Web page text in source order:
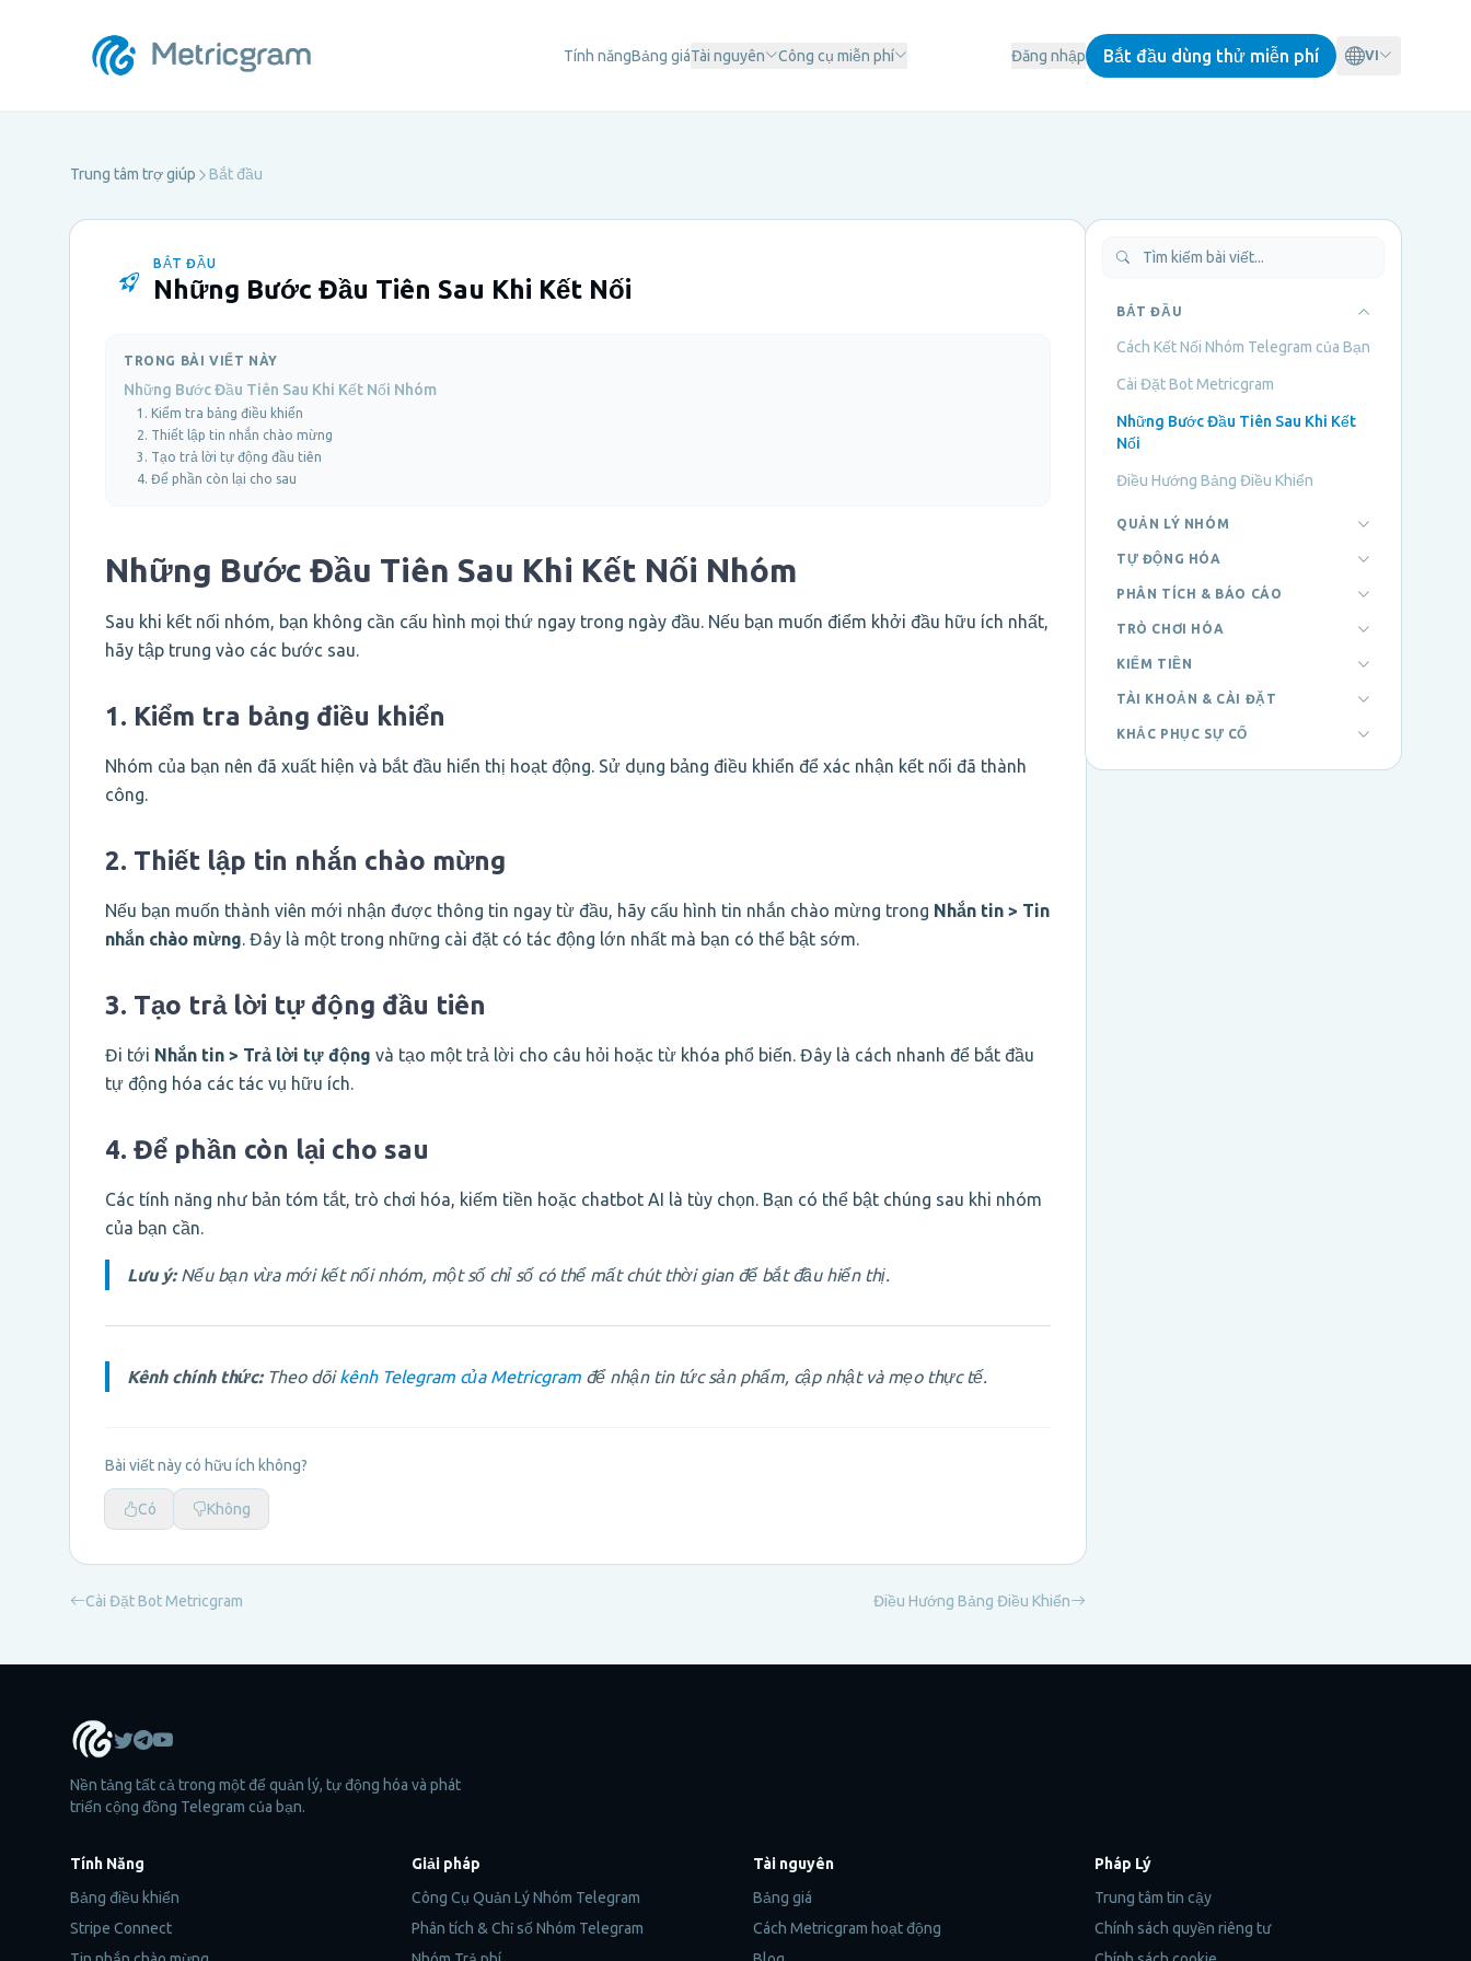
Tính năngBảng giáTài nguyên Công cụ miễn phí Đăng nhập Bắt đầu dùng thử miễn phí VI
Trung tâm trợ giúp Bắt đầu
BẮT ĐẦU
Những Bước Đầu Tiên Sau Khi Kết Nối
TRONG BÀI VIẾT NÀY
Những Bước Đầu Tiên Sau Khi Kết Nối Nhóm
1. Kiểm tra bảng điều khiển
2. Thiết lập tin nhắn chào mừng
3. Tạo trả lời tự động đầu tiên
4. Để phần còn lại cho sau
Những Bước Đầu Tiên Sau Khi Kết Nối Nhóm
Sau khi kết nối nhóm, bạn không cần cấu hình mọi thứ ngay trong ngày đầu. Nếu bạn muốn điểm khởi đầu hữu ích nhất,
hãy tập trung vào các bước sau.
1. Kiểm tra bảng điều khiển
Nhóm của bạn nên đã xuất hiện và bắt đầu hiển thị hoạt động. Sử dụng bảng điều khiển để xác nhận kết nối đã thành
công.
2. Thiết lập tin nhắn chào mừng
Nếu bạn muốn thành viên mới nhận được thông tin ngay từ đầu, hãy cấu hình tin nhắn chào mừng trong Nhắn tin > Tin
nhắn chào mừng. Đây là một trong những cài đặt có tác động lớn nhất mà bạn có thể bật sớm.
3. Tạo trả lời tự động đầu tiên
Đi tới Nhắn tin > Trả lời tự động và tạo một trả lời cho câu hỏi hoặc từ khóa phổ biến. Đây là cách nhanh để bắt đầu
tự động hóa các tác vụ hữu ích.
4. Để phần còn lại cho sau
Các tính năng như bản tóm tắt, trò chơi hóa, kiếm tiền hoặc chatbot AI là tùy chọn. Bạn có thể bật chúng sau khi nhóm
của bạn cần.
Lưu ý:Nếu bạn vừa mới kết nối nhóm, một số chỉ số có thể mất chút thời gian để bắt đầu hiển thị.
Kênh chính thức:Theo dõikênh Telegram của Metricgram để nhận tin tức sản phẩm, cập nhật và mẹo thực tế.
Bài viết này có hữu ích không?
Có Không
Cài Đặt Bot Metricgram Điều Hướng Bảng Điều Khiển
BẮT ĐẦU
Cách Kết Nối Nhóm Telegram của Bạn
Cài Đặt Bot Metricgram
Những Bước Đầu Tiên Sau Khi Kết
Nối
Điều Hướng Bảng Điều Khiển
QUẢN LÝ NHÓM
TỰ ĐỘNG HÓA
PHÂN TÍCH & BÁO CÁO
TRÒ CHƠI HÓA
KIẾM TIỀN
TÀI KHOẢN & CÀI ĐẶT
KHẮC PHỤC SỰ CỐ
Nền tảng tất cả trong một để quản lý, tự động hóa và phát
triển cộng đồng Telegram của bạn.
Tính Năng
Bảng điều khiển
Stripe Connect
Giải pháp
Công Cụ Quản Lý Nhóm Telegram
Phân tích & Chỉ số Nhóm Telegram
Tài nguyên
Bảng giá
Cách Metricgram hoạt động
Pháp Lý
Trung tâm tin cậy
Chính sách quyền riêng tư